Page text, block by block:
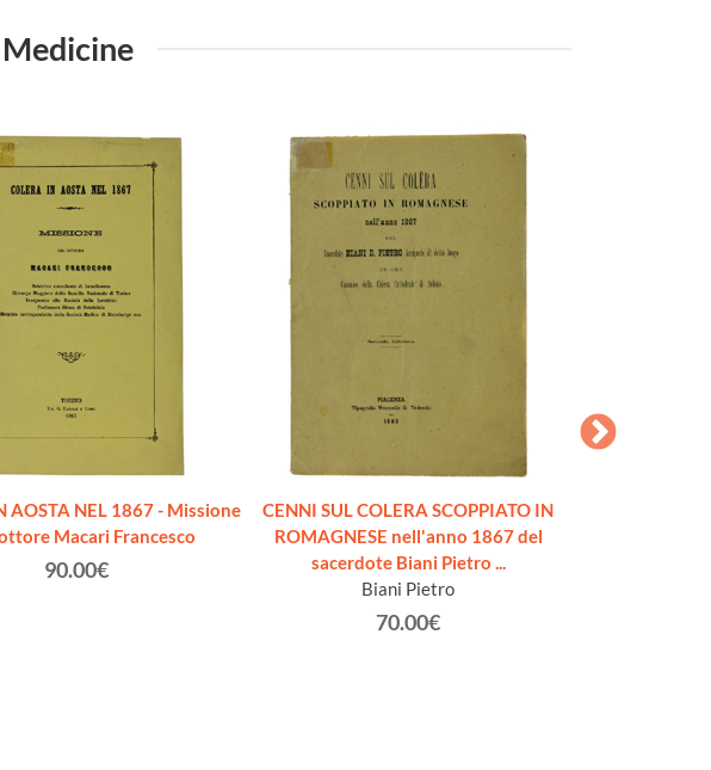
AOSTA NEL 1867 - Missione
Macari Francesco
90.00€
CENNI SUL COLERA SCOPPIATO IN
ROMAGNESE nell'anno 1867 del
sacerdote Biani Pietro ...
Biani Pietro
70.00€